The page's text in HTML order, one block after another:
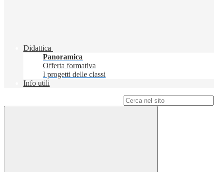
Didattica
Panoramica
Offerta formativa
I progetti delle classi
Info utili